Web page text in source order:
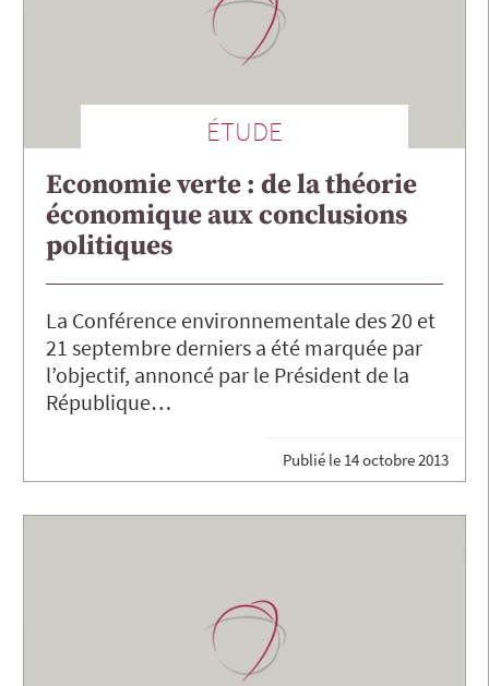
ÉTUDE
Economie verte : de la théorie
économique aux conclusions
politiques
La Conférence environnementale des 20 et
21 septembre derniers a été marquée par
l’objectif, annoncé par le Président de la
République…
Publié le 14 octobre 2013